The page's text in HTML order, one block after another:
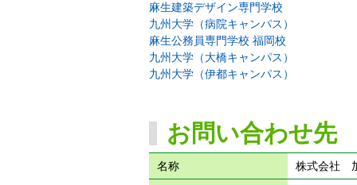
麻生建築デザイン専門学校
九州大学（病院キャンパス）
麻生公務員専門学校 福岡校
九州大学（大橋キャンパス）
九州大学（伊都キャンパス）
お問い合わせ先
名称 株式会社